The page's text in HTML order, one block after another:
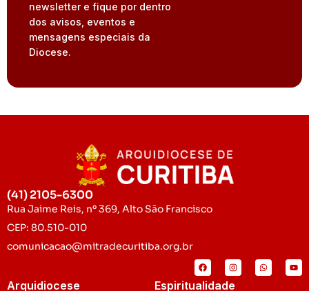
newsletter e fique por dentro
dos avisos, eventos e
mensagens especiais da
Diocese.
(41) 2105-6300
Rua Jaime Reis, nº 369, Alto São Francisco
CEP: 80.510-010
comunicacao@mitradecuritiba.org.br
Arquidiocese Espiritualidade